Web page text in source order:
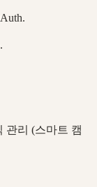
.
관리 (스마트 캠